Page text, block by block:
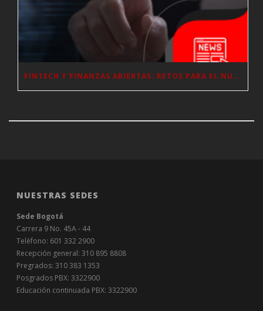
FINTECH Y FINANZAS ABIERTAS: RETOS PARA EL NUEVO GOBIERNO COLOMBIANO
NUESTRAS SEDES
Sede Bogotá
Carrera 9 No. 45A - 44
Teléfono: 601 332 2900
Recepción general: 310 895 8808
Pregrados: 310 383 1353
Posgrados PBX: 3322900
Educación continuada PBX: 3322900